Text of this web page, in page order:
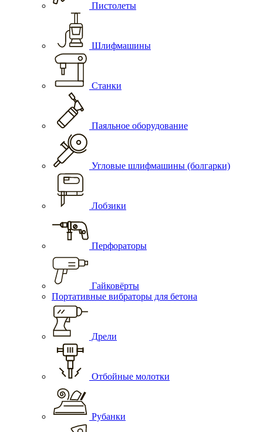
Пистолеты
Шлифмашины
Станки
Паяльное оборудование
Угловые шлифмашины (болгарки)
Лобзики
Перфораторы
Гайковёрты
Портативные вибраторы для бетона
Дрели
Отбойные молотки
Рубанки